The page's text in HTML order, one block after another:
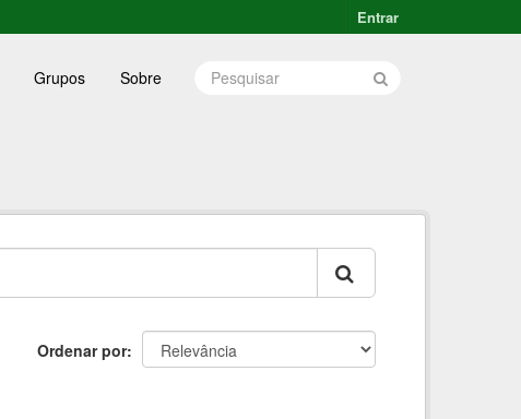
Entrar
Grupos Sobre
Ordenar por